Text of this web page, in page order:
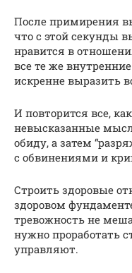
После примирения
что с этой секунды
нравится в
все те же
искренне выразить
И повторится все,
невысказанные
обиду, а затем
с обвинениями и
Строить здоровые
здоровом
тревожность не
нужно проработать
управляют.